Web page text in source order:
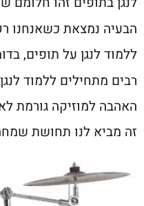
הבעיה נמצאת כשאנחנו
ללמוד לנגן על תופים,
רבים מתחילים ללמוד
האהבה למוזיקה גורמת
זה מביא לנו תחושת